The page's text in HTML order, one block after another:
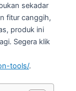
sekadar
fitur canggih,
produk ini
Segera klik
tools/.